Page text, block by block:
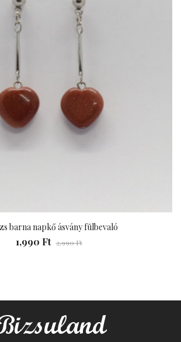
barna napkő ásvány fülbevaló
1,990 Ft 2,990 Ft